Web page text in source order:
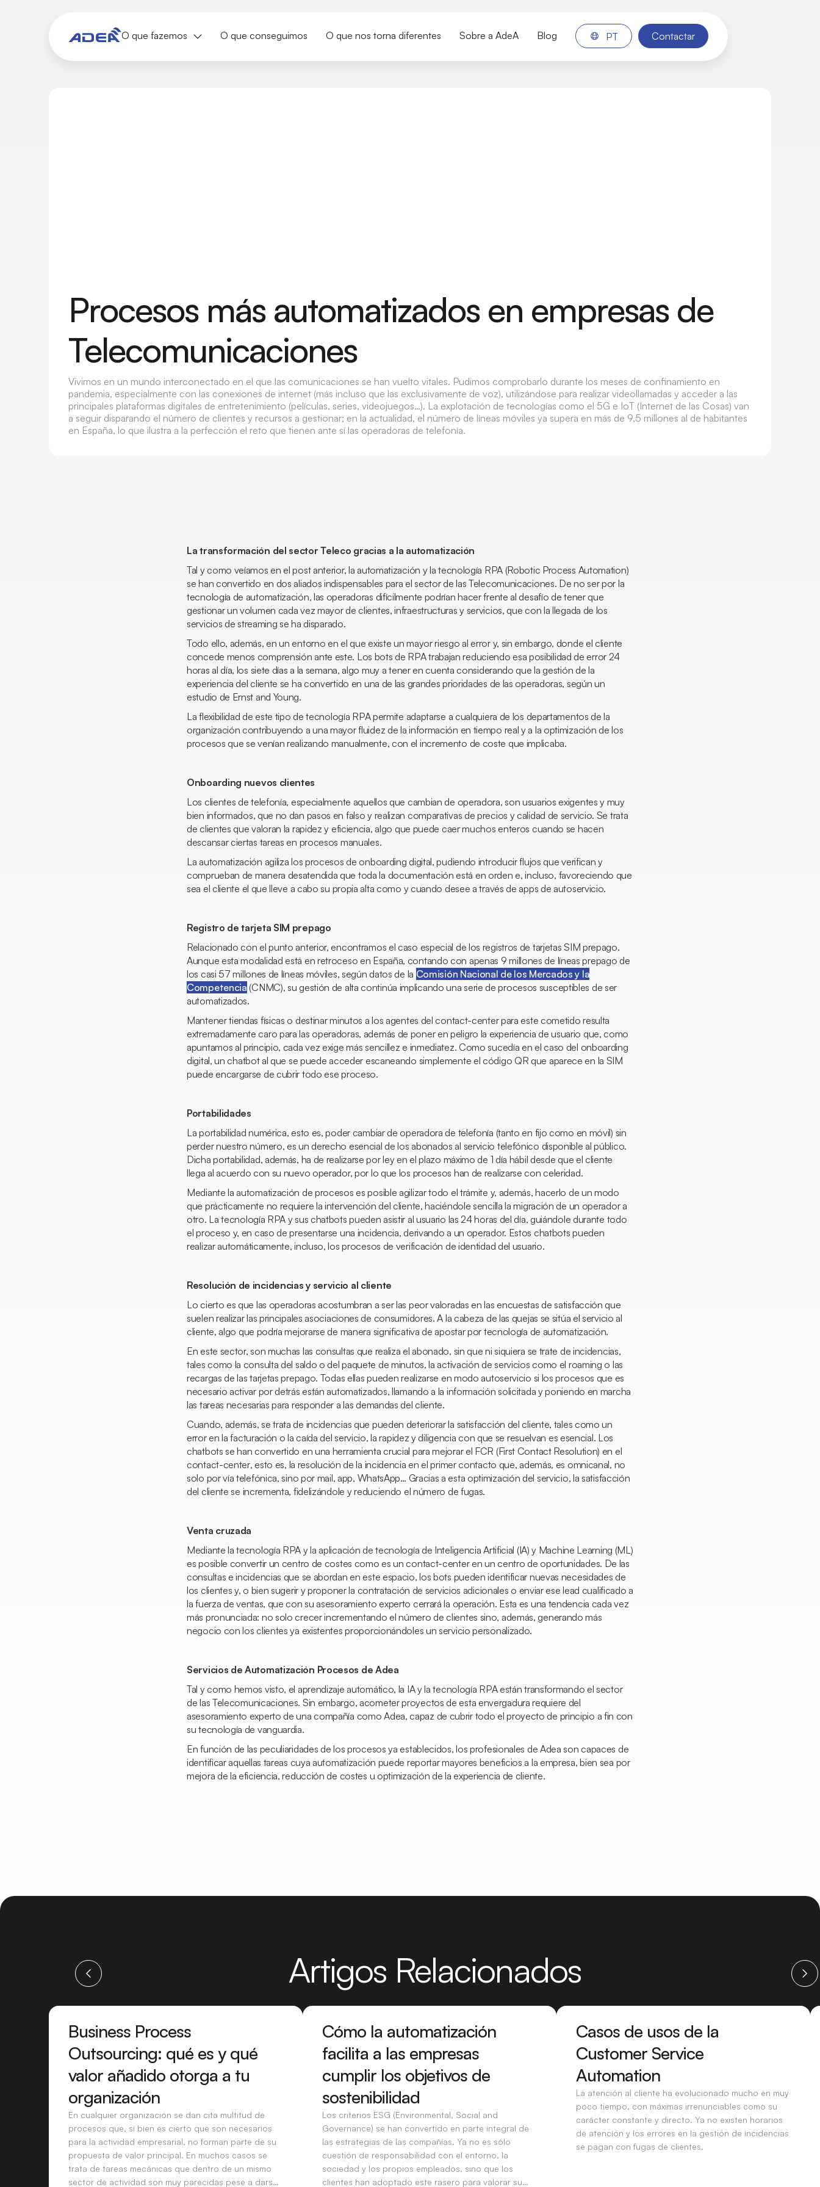
O que fazemos O que conseguimos O que nos torna diferentes Sobre a AdeA Blog PT Contactar
Procesos más automatizados en empresas de
Telecomunicaciones
Vivimos en un mundo interconectado en el que las comunicaciones se han vuelto vitales. Pudimos comprobarlo durante los meses de confinamiento en
pandemia, especialmente con las conexiones de internet (más incluso que las exclusivamente de voz), utilizándose para realizar videollamadas y acceder a las
principales plataformas digitales de entretenimiento (películas, series, videojuegos…). La explotación de tecnologías como el 5G e IoT (Internet de las Cosas) van
a seguir disparando el número de clientes y recursos a gestionar; en la actualidad, el número de líneas móviles ya supera en más de 9,5 millones al de habitantes
en España, lo que ilustra a la perfección el reto que tienen ante sí las operadoras de telefonía.
La transformación del sectorTeleco gracias a la automatización
Tal y como veíamos en el post anterior, la automatización y la tecnología RPA (Robotic Process Automation)
se han convertido en dos aliados indispensables para el sector de las Telecomunicaciones. De no ser por la
tecnología de automatización, las operadoras difícilmente podrían hacer frente al desafío de tener que
gestionar un volumen cada vez mayor de clientes, infraestructuras y servicios, que con la llegada de los
servicios de streaming se ha disparado.
Todo ello, además, en un entorno en el que existe un mayor riesgo al error y, sin embargo, donde el cliente
concede menos comprensión ante este. Los bots de RPA trabajan reduciendo esa posibilidad de error 24
horas al día, los siete días a la semana, algo muy a tener en cuenta considerando que la gestión de la
experiencia del cliente se ha convertido en una de las grandes prioridades de las operadoras, según un
estudio de Ernst and Young.
La flexibilidad de este tipo de tecnología RPA permite adaptarse a cualquiera de los departamentos de la
organización contribuyendo a una mayor fluidez de la información en tiempo real y a la optimización de los
procesos que se venían realizando manualmente, con el incremento de coste que implicaba.
Onboarding nuevos clientes
Los clientes de telefonía, especialmente aquellos que cambian de operadora, son usuarios exigentes y muy
bien informados, que no dan pasos en falso y realizan comparativas de precios y calidad de servicio. Se trata
de clientes que valoran la rapidez y eficiencia, algo que puede caer muchos enteros cuando se hacen
descansar ciertas tareas en procesos manuales.
La automatización agiliza los procesos de onboarding digital, pudiendo introducir flujos que verifican y
comprueban de manera desatendida que toda la documentación está en orden e, incluso, favoreciendo que
sea el cliente el que lleve a cabo su propia alta como y cuando desee a través de apps de autoservicio.
Registro de tarjeta SIM prepago
Relacionado con el punto anterior, encontramos el caso especial de los registros de tarjetas SIM prepago.
Aunque esta modalidad está en retroceso en España, contando con apenas 9 millones de líneas prepago de
los casi 57 millones de líneas móviles, según datos de la Comisión Nacional de los Mercados y la
Competencia (CNMC), su gestión de alta continúa implicando una serie de procesos susceptibles de ser
automatizados.
Mantener tiendas físicas o destinar minutos a los agentes del contact-centerpara este cometido resulta
extremadamente caro para las operadoras, además de poner en peligro la experiencia de usuario que, como
apuntamos al principio, cada vez exige más sencillez e inmediatez. Como sucedía en el caso del onboarding
digital, un chatbot al que se puede acceder escaneando simplemente el código QR que aparece en la SIM
puede encargarse de cubrir todo ese proceso.
Portabilidades
La portabilidad numérica, esto es, poder cambiar de operadora de telefonía (tanto en fijo como en móvil) sin
perder nuestro número, es un derecho esencial de los abonados al servicio telefónico disponible al público.
Dicha portabilidad, además, ha de realizarse por ley en el plazo máximo de 1 día hábil desde que el cliente
llega al acuerdo con su nuevo operador, por lo que los procesos han de realizarse con celeridad.
Mediante la automatización de procesos es posible agilizar todo el trámite y, además, hacerlo de un modo
que prácticamente no requiere la intervención del cliente, haciéndole sencilla la migración de un operador a
otro. La tecnología RPA y sus chatbots pueden asistir al usuario las 24 horas del día, guiándole durante todo
el proceso y, en caso de presentarse una incidencia, derivando a un operador. Estos chatbots pueden
realizar automáticamente, incluso, los procesos de verificación de identidad del usuario.
Resolución de incidencias y servicio al cliente
Lo cierto es que las operadoras acostumbran a ser las peor valoradas en las encuestas de satisfacción que
suelen realizar las principales asociaciones de consumidores. A la cabeza de las quejas se sitúa el servicio al
cliente, algo que podría mejorarse de manera significativa de apostar por tecnología de automatización.
En este sector, son muchas las consultas que realiza el abonado, sin que ni siquiera se trate de incidencias,
tales como la consulta del saldo o del paquete de minutos, la activación de servicios como el roaming o las
recargas de las tarjetas prepago. Todas ellas pueden realizarse en modo autoservicio si los procesos que es
necesario activar por detrás están automatizados, llamando a la información solicitada y poniendo en marcha
las tareas necesarias para responder a las demandas del cliente.
Cuando, además, se trata de incidencias que pueden deteriorar la satisfacción del cliente, tales como un
error en la facturación o la caída del servicio, la rapidez y diligencia con que se resuelvan es esencial. Los
chatbots se han convertido en una herramienta crucial para mejorar el FCR (First Contact Resolution) en el
contact-center, esto es, la resolución de la incidencia en el primer contacto que, además, es omnicanal, no
solo por vía telefónica, sino por mail, app, WhatsApp… Gracias a esta optimización del servicio, la satisfacción
del cliente se incrementa, fidelizándole y reduciendo el número de fugas.
Venta cruzada
Mediante la tecnología RPA y la aplicación de tecnología de Inteligencia Artificial (IA) y Machine Learning (ML)
es posible convertir un centro de costes como es un contact-center en un centro de oportunidades. De las
consultas e incidencias que se abordan en este espacio, los bots pueden identificar nuevas necesidades de
los clientes y, o bien sugerir y proponer la contratación de servicios adicionales o enviar eselead cualificado a
la fuerza de ventas, que con su asesoramiento experto cerrará la operación. Esta es una tendencia cada vez
más pronunciada: no solo crecer incrementando el número de clientes sino, además, generando más
negocio con los clientes ya existentes proporcionándoles un servicio personalizado.
Servicios de Automatización Procesos de Adea
Tal y como hemos visto, el aprendizaje automático, la IA y la tecnología RPA están transformando el sector
de las Telecomunicaciones. Sin embargo, acometer proyectos de esta envergadura requiere del
asesoramiento experto de una compañía como Adea, capaz de cubrir todo el proyecto de principio a fin con
su tecnología de vanguardia.
En función de las peculiaridades de los procesos ya establecidos, los profesionales de Adea son capaces de
identificar aquellas tareas cuya automatización puede reportar mayores beneficios a la empresa, bien sea por
mejora de la eficiencia, reducción de costes u optimización de la experiencia de cliente.
Artigos Relacionados
Business Process
Outsourcing: qué es y qué
valor añadido otorga a tu
organización
En cualquier organización se dan cita multitud de
procesos que, si bien es cierto que son necesarios
para la actividad empresarial, no forman parte de su
propuesta de valor principal. En muchos casos se
trata de tareas mecánicas que dentro de un mismo
sector de actividad son muy parecidas pese a darse
Cómo la automatización
facilita a las empresas
cumplir los objetivos de
sostenibilidad
Los criterios ESG (Environmental, Social and
Governance) se han convertido en parte integral de
las estrategias de las compañías. Ya no es sólo
cuestión de responsabilidad con el entorno, la
sociedad y los propios empleados, sino que los
clientes han adoptado este rasero para valorar su
Casos de usos de la
Customer Service
Automation
La atención al cliente ha evolucionado mucho en muy
poco tiempo, con máximas irrenunciables como su
carácter constante y directo. Ya no existen horarios
de atención y los errores en la gestión de incidencias
se pagan con fugas de clientes.